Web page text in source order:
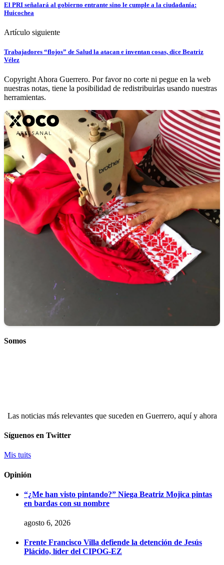
El PRI señalará al gobierno entrante sino le cumple a la ciudadanía:
Huicochea
Artículo siguiente
Trabajadores “flojos” de Salud la atacan e inventan cosas, dice Beatriz
Vélez
Copyright Ahora Guerrero. Por favor no corte ni pegue en la web
nuestras notas, tiene la posibilidad de redistribuirlas usando nuestras
herramientas.
Somos
Las noticias más relevantes que suceden en Guerrero, aquí y ahora
Síguenos en Twitter
Mis tuits
Opinión
“¿Me han visto pintando?” Niega Beatriz Mojica pintas
en bardas con su nombre
agosto 6, 2026
Frente Francisco Villa defiende la detención de Jesús
Plácido, líder del CIPOG-EZ